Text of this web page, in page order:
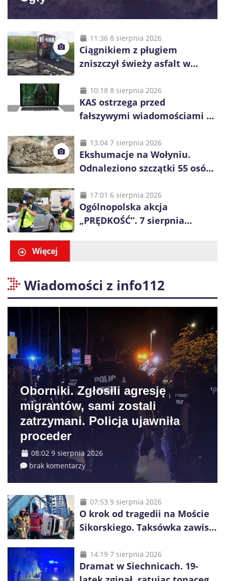
11:36 8 sierpnia 2026
Ciągnikiem z pługiem
zniszczył świeży asfalt w
60-latka
10:18 8 sierpnia 2026
KAS ostrzega przed
fałszywymi wiadomościami o
48 godzin
13:04 7 sierpnia 2026
Ekshumacje na Wołyniu.
Odnaleziono szczątki 55 osób,
17:01 6 sierpnia 2026
Ogólnopolska akcja
„PRĘDKOŚĆ”. 7 sierpnia
Więcej
Wiadomości z info112
Oborniki. Zgłosili agresję
migrantów, sami zostali
zatrzymani. Policja ujawniła
proceder
08:02 9 sierpnia 2026
brak komentarzy
07:53 9 sierpnia 2026
O krok od tragedii na Moście
Sikorskiego. Taksówka zawisła
14:19 7 sierpnia 2026
Dramat w Siechnicach. 19-